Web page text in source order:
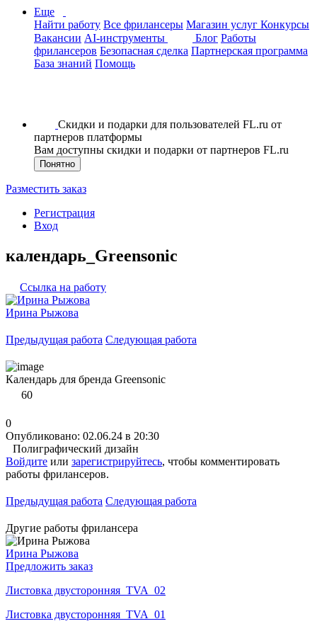
Еще
Найти работу Все фрилансеры Магазин услуг Конкурсы
Вакансии AI-инструменты Блог Работы
фрилансеров Безопасная сделка Партнерская программа
База знаний Помощь
Скидки и подарки для пользователей FL.ru от
партнеров платформы
Вам доступны скидки и подарки от партнеров FL.ru
Понятно
Разместить заказ
Регистрация
Вход
календарь_Greensonic
Ссылка на работу
Ирина Рыжова
Предыдущая работа Следующая работа
Календарь для бренда Greensonic
60
0
Опубликовано: 02.06.24 в 20:30
Полиграфический дизайн
Войдите или зарегистрируйтесь, чтобы комментировать
работы фрилансеров.
Предыдущая работа Следующая работа
Другие работы фрилансера
Ирина Рыжова
Предложить заказ
Листовка двусторонняя_TVA_02
Листовка двусторонняя_TVA_01